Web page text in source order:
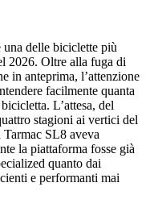
delle biciclette più
2026. Oltre alla fuga di
in anteprima, l’attenzione
facilmente quanta
L’attesa, del
stagioni ai vertici del
SL8 aveva
la piattaforma fosse già
quanto dai
e performanti mai